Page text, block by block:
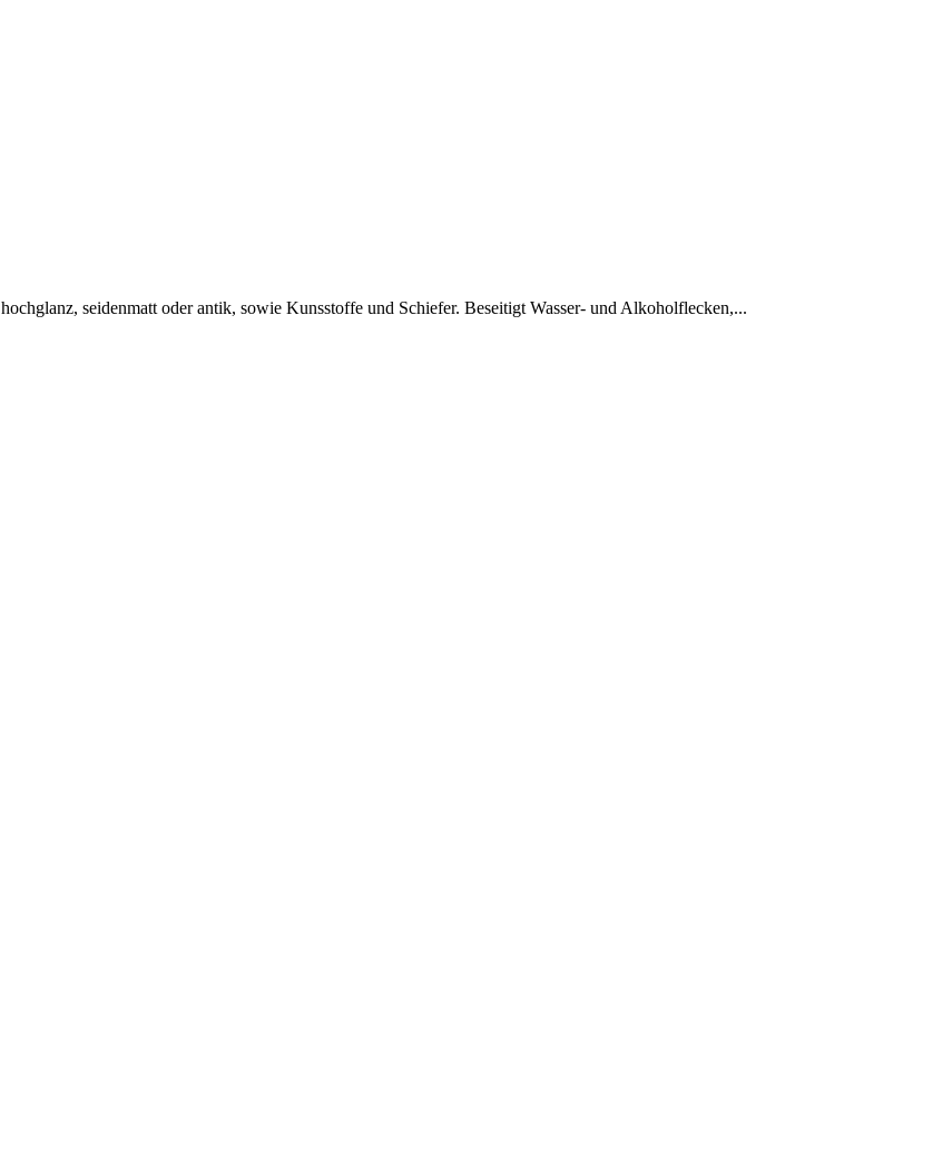
seidenmatt oder antik, sowie Kunsstoffe und Schiefer. Beseitigt Wasser- und Alkoholflecken,...